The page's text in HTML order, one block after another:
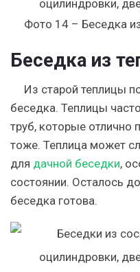
Фото 14 – Беседка
Беседка из
Из старой теплицы
беседка. Теплицы
труб, которые отлично
тоже. Теплица может
для дачной беседки,
состоянии. Осталось
беседка готова.